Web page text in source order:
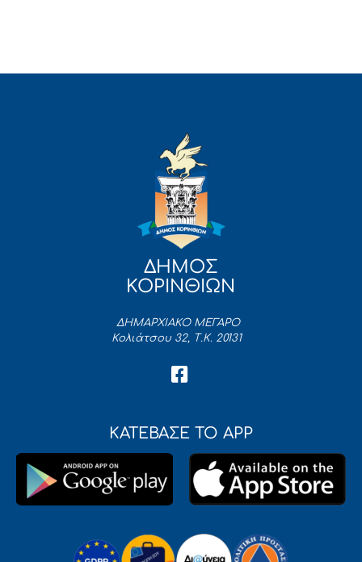
ΔΗΜΟΣ
ΚΟΡΙΝΘΙΩΝ
ΔΗΜΑΡΧΙΑΚΟ ΜΕΓΑΡΟ
Κολιάτσου 32, Τ.Κ. 20131
ΚΑΤΕΒΑΣΕ ΤΟ APP